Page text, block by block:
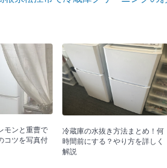
モンと重曹で
コツを写真付
冷蔵庫の水抜き方法まとめ！何
時間前にする？やり方を詳しく
解説